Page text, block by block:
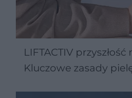
LIFTACTIV
Kluczowe zasady